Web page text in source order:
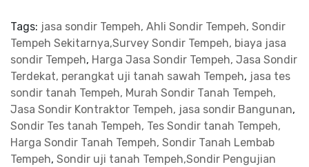
Tags: jasa sondir Tempeh, Ahli Sondir Tempeh, Sondir
Tempeh Sekitarnya,Survey Sondir Tempeh, biaya jasa
sondir Tempeh, Harga Jasa Sondir Tempeh, Jasa Sondir
Terdekat, perangkat uji tanah sawah Tempeh, jasa tes
sondir tanah Tempeh, Murah Sondir Tanah Tempeh,
Jasa Sondir Kontraktor Tempeh, jasa sondir Bangunan,
Sondir Tes tanah Tempeh, Tes Sondir tanah Tempeh,
Harga Sondir Tanah Tempeh, Sondir Tanah Lembab
Tempeh, Sondir uji tanah Tempeh,Sondir Pengujian